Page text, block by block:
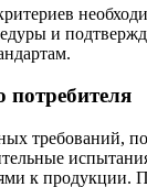
и
требований,
к продукции.